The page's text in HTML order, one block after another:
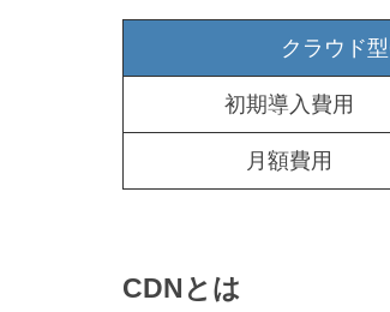
クラウド
初期導入費用
月額費用
CDNとは